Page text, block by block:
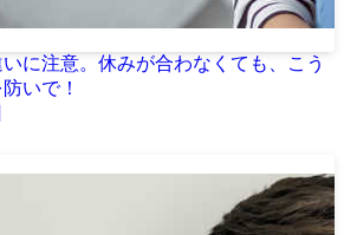
に注意。休みが合わなくても、こう
いで！